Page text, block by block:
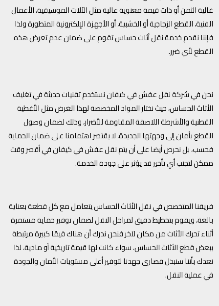
غالية الثمن أو ذات قيمة معنوية عالية مثل الآلات الموسيقية، الأعمال
الفنية، القطع الزجاجية أو الخشبية، أو الأجهزة الإلكترونية المتطورة ولذا
فإننا نقدم خدمة نقل أثاث حساس تقوم على ضمان عدم تعرض هذه
القطع لأي ضرر.
نحن في شركة نقل عفش في كيفان نستخدم تقنيات حديثة في تغليف
الأثاث الحساس، حيث نختار المواد المخصصة لهذا الغرض مثل الأغطية
القطنية والأشرطة اللاصقة المقاومة للأضرار، وذلك لضمان وصول
القطع بأمان إلى وجهتها الجديدة، لا يقتصر اهتمامنا على ضمان الحماية
فحسب، بل نحرص أيضا على أن يتم نقل عفش في كيفان في أقصر وقت
ممكن لتجنب أي تأخير قد يؤثر على جودة الخدمة.
فريقنا المتخصص في نقل الأثاث الحساس يتعامل مع كل قطعة بعناية
بالغة، ويقوم بتخطيط دقيق لمراحل النقل لضمان توفير حماية مستمرة
أثناء تحرك الأثاث من مكان لآخر فنحن ندرك أن هناك قيمًا كبيرة مرتبطة
ببعض قطع الأثاث الحساس، سواء كانت لها قيمة تاريخية أو مادية، لذا
نعدك بأننا سنبذل قصارى جهدنا لتوفير أعلى مستويات الأمان والجودة
في عملية النقل.